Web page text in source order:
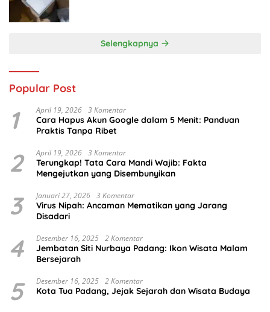
Selengkapnya
Popular Post
1 April 19, 2026 3 Komentar
Cara Hapus Akun Google dalam 5 Menit: Panduan
Praktis Tanpa Ribet
2 April 19, 2026 3 Komentar
Terungkap! Tata Cara Mandi Wajib: Fakta
Mengejutkan yang Disembunyikan
3 Januari 27, 2026 3 Komentar
Virus Nipah: Ancaman Mematikan yang Jarang
Disadari
4 Desember 16, 2025 2 Komentar
Jembatan Siti Nurbaya Padang: Ikon Wisata Malam
Bersejarah
5 Desember 16, 2025 2 Komentar
Kota Tua Padang, Jejak Sejarah dan Wisata Budaya